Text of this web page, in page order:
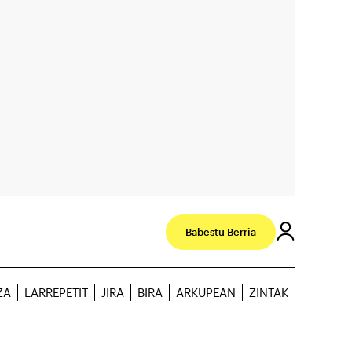
Babestu Berria
LARREPETIT JIRA BIRA ARKUPEAN ZINTAK